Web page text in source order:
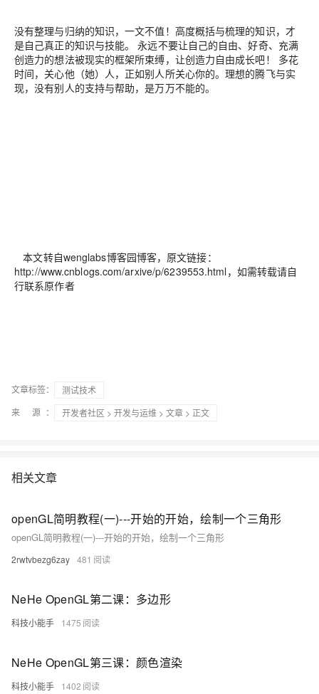
没有整理与归纳的知识，一文不值！高度概括与梳理的知识，才
是自己真正的知识与技能。 永远不要让自己的自由、好奇、充满
创造力的想法被现实的框架所束缚，让创造力自由成长吧！ 多花
时间，关心他（她）人，正如别人所关心你的。理想的腾飞与实
现，没有别人的支持与帮助，是万万不能的。
本文转自wenglabs博客园博客，原文链接：
http://www.cnblogs.com/arxive/p/6239553.html ，如需转载请自
行联系原作者
文章标签：
测试技术
来 源：
开发者社区 > 开发与运维 > 文章 > 正文
相关文章
openGL简明教程(一)---开始的开始，绘制一个三角形
openGL简明教程(一)---开始的开始，绘制一个三角形
2rwtvbezg6zay 481
NeHe OpenGL第二课：多边形
科技小能手 1475
NeHe OpenGL第三课：颜色渲染
科技小能手 1402